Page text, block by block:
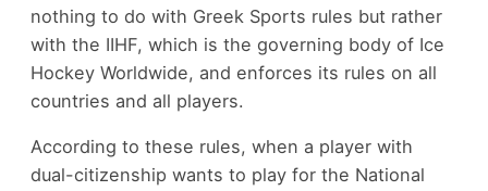
nothing to do with Greek Sports rules but rather
with the IIHF, which is the governing body of Ice
Hockey Worldwide, and enforces its rules on all
countries and all players.
According to these rules, when a player with
dual-citizenship wants to play for the National